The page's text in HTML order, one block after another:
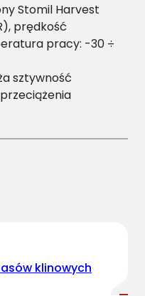
Stomil Harvest
prędkość
pracy: -30 ÷
sztywność
klinowych